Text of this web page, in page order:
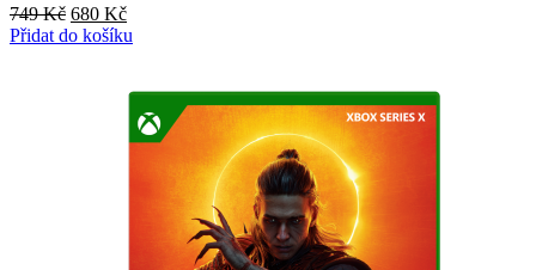
749Kč Původní
cena
680 KčAktuální
cena
Přidat do košíku